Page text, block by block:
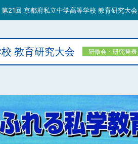
第21回 京都府私立中学高等学校 教育研究大会
教育研究大会 研修会・研究発表